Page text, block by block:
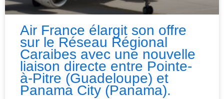
Air France élargit son offre
sur le Réseau Régional
Caraibes avec une nouvelle
liaison directe entre Pointe-
à-Pitre (Guadeloupe) et
Panama City (Panama).